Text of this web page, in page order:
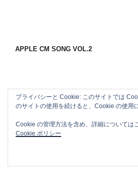
APPLE CM SONG VOL.2
プライバシーと Cookie: このサイトでは
のサイトの使用を続けると、Cookie の使用
Cookie の管理方法を含め、詳細については
Cookie ポリシー